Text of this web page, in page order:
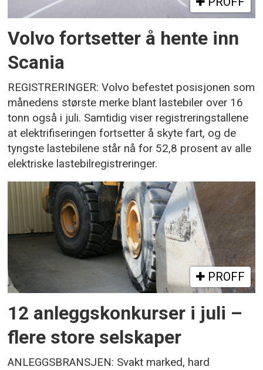
Volvo fortsetter å hente inn
Scania
REGISTRERINGER: Volvo befestet posisjonen som
månedens største merke blant lastebiler over 16
tonn også i juli. Samtidig viser registreringstallene
at elektrifiseringen fortsetter å skyte fart, og de
tyngste lastebilene står nå for 52,8 prosent av alle
elektriske lastebilregistreringer.
PROFF
12 anleggskonkurser i juli –
flere store selskaper
ANLEGGSBRANSJEN: Svakt marked, hard